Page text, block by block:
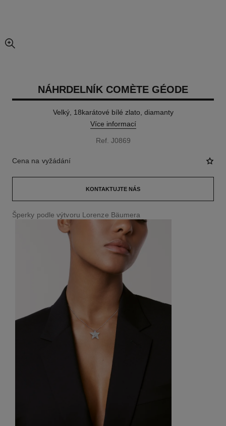
zvětšené zobrazení obrázku
NÁHRDELNÍK COMÈTE GÉODE
Velký, 18karátové bílé zlato, diamanty
Více informací
Ref. J0869
Cena na vyžádání
KONTAKTUJTE NÁS
Šperky podle výtvoru Lorenze Bäumera